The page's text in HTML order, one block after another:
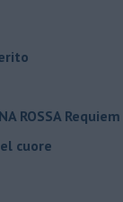
ROSSA
cuore